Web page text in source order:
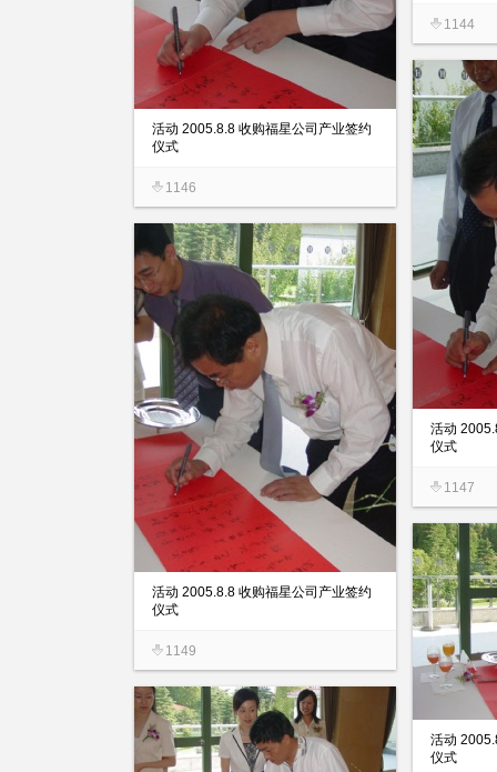
1144
活动 2005.8.8 收购福星公司产业签约
仪式
1146
活动
仪式
1147
活动 2005.8.8 收购福星公司产业签约
仪式
1149
活动
仪式